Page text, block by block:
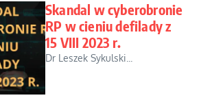
Skandal w cyberobronie
RP w cieniu defilady z
15 VIII 2023 r.
Dr Leszek Sykulski...